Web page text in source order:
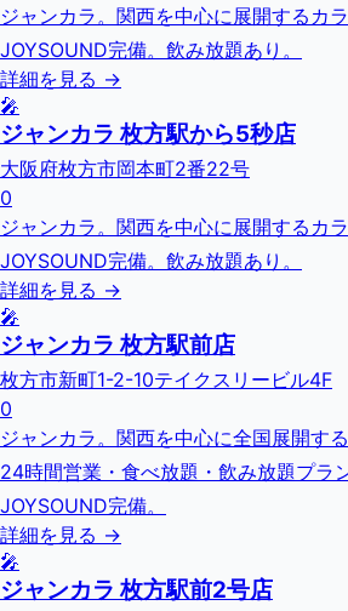
ジャンカラ。関西を中心に展開するカ
JOYSOUND完備。飲み放題あり。
詳細を見る →
🎤
ジャンカラ 枚方駅から5秒店
大阪府枚方市岡本町2番22号
0
ジャンカラ。関西を中心に展開するカ
JOYSOUND完備。飲み放題あり。
詳細を見る →
🎤
ジャンカラ 枚方駅前店
枚方市新町1-2-10テイクスリービル4F
0
ジャンカラ。関西を中心に全国展開す
24時間営業・食べ放題・飲み放題プラ
JOYSOUND完備。
詳細を見る →
🎤
ジャンカラ 枚方駅前2号店